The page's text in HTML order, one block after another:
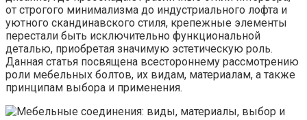
от строгого минимализма до индустриального лофта и
уютного скандинавского стиля, крепежные элементы
перестали быть исключительно функциональной
деталью, приобретая значимую эстетическую роль.
Данная статья посвящена всестороннему рассмотрению
роли мебельных болтов, их видам, материалам, а также
принципам выбора и применения.